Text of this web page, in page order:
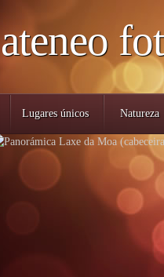
ateneo
Lugares únicos Natureza